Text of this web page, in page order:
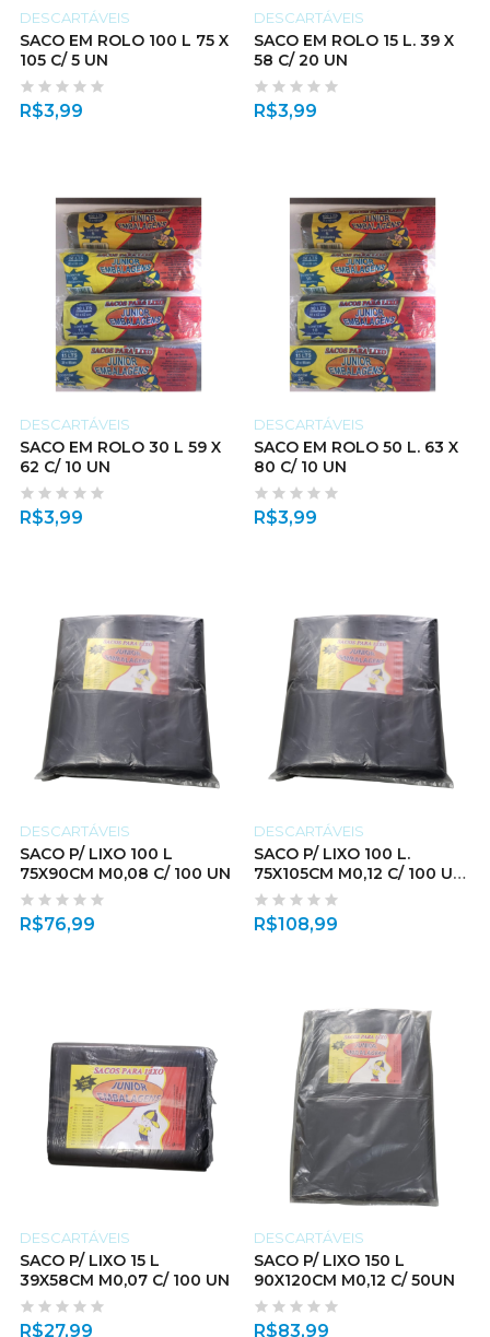
DESCARTÁVEIS
SACO EM ROLO 100 L 75 X
105 C/ 5 UN
R$3,99
DESCARTÁVEIS
SACO EM ROLO 15 L. 39 X
58 C/ 20 UN
R$3,99
DESCARTÁVEIS
SACO EM ROLO 30 L 59 X
62 C/ 10 UN
R$3,99
DESCARTÁVEIS
SACO EM ROLO 50 L. 63 X
80 C/ 10 UN
R$3,99
DESCARTÁVEIS
SACO P/ LIXO 100 L
75X90CM M0,08 C/ 100 UN
R$76,99
DESCARTÁVEIS
SACO P/ LIXO 100 L.
75X105CM M0,12 C/ 100 UN
ABNT
R$108,99
DESCARTÁVEIS
SACO P/ LIXO 15 L
39X58CM M0,07 C/ 100 UN
R$27,99
DESCARTÁVEIS
SACO P/ LIXO 150 L
90X120CM M0,12 C/ 50UN
R$83,99